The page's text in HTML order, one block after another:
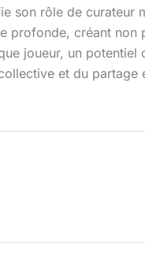
son rôle de curateur
créant non
joueur, un potentiel
et du partage